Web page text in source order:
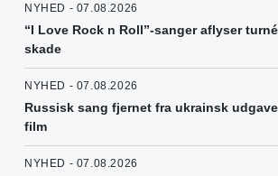
NYHED - 07.08.2026
“I Love Rock n Roll”-sanger aflyser
skade
NYHED - 07.08.2026
Russisk sang fjernet fra ukrainsk
film
NYHED - 07.08.2026